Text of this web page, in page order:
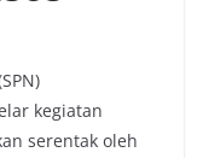
kegiatan
serentak oleh